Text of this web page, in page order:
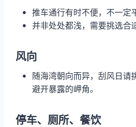
推车通行有时不便，不一定
并非处处都浅，需要挑选合
风向
随海湾朝向而异，刮风日请
避开暴露的岬角。
停车、厕所、餐饮